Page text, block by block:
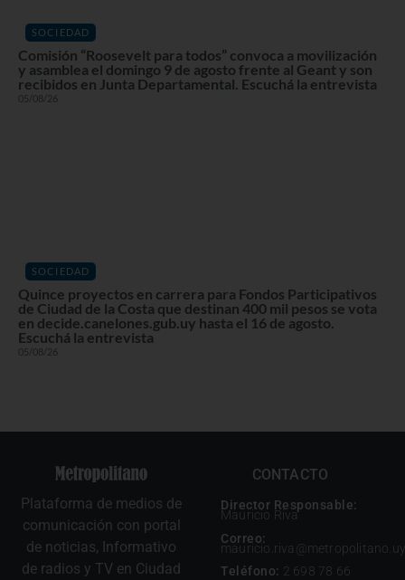
SOCIEDAD
Comisión “Roosevelt para todos” convoca a movilización
y asamblea el domingo 9 de agosto frente al Geant y son
recibidos en Junta Departamental. Escuchá la entrevista
05/08/26
SOCIEDAD
Quince proyectos en carrera para Fondos Participativos
de Ciudad de la Costa que destinan 400 mil pesos se vota
en decide.canelones.gub.uy hasta el 16 de agosto.
Escuchá la entrevista
05/08/26
Plataforma de medios de
comunicación con portal
de noticias, Informativo
de radios y TV en Ciudad
CONTACTO
Director Responsable:
Mauricio Riva
Correo:
mauricio.riva@metropolitano.uy
Teléfono: 2 698 78 66